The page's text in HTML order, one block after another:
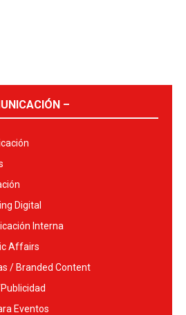
–
Digital
Interna
Affairs
/ Branded Content
Eventos